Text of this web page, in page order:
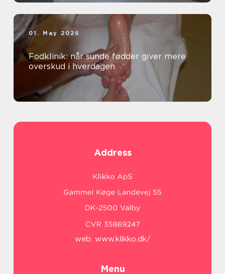
01. May 2026
Fodklinik: når sunde fødder giver mere
overskud i hverdagen
Address
web: www.klikko.dk/
Menu